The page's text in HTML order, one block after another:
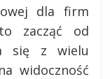
dla firm
zacząć od
się z wielu
widoczność